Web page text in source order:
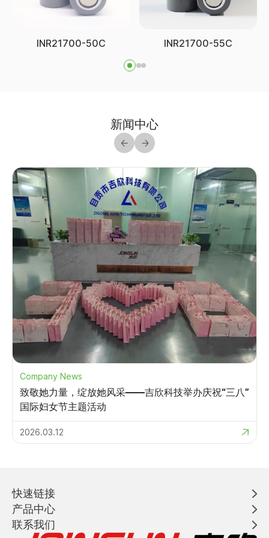
INR21700-50C INR21700-55C
新闻中心
Company News
致敬她力量，绽放她风采——吉欣科技举办庆祝“三八”
国际妇女节主题活动
2026.03.12
快速链接
产品中心
联系我们